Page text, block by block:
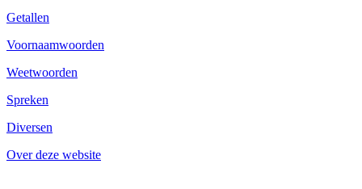
Getallen
Voornaamwoorden
Weetwoorden
Spreken
Diversen
Over deze website